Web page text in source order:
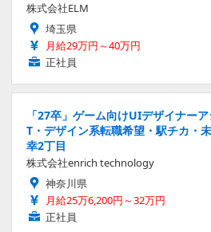
株式会社ELM
埼玉県
月給29万円～40万円
正社員
「27卒」ゲーム向けUIデザイナー
T・デザイン系転職希望・駅チカ・
幸2丁目
株式会社enrich technology
神奈川県
月給25万6,200円～32万円
正社員